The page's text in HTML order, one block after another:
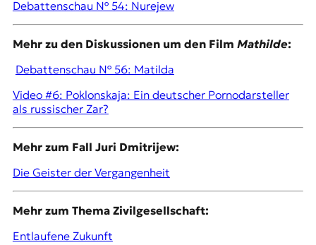
t
e
n
O
s
t
u
r
o
p
a
Debattenschau № 54: Nurejew
Mehr zu den Diskussionen um den Film Mathilde:
Debattenschau № 56: Matilda
Video #6: Poklonskaja: Ein deutscher Pornodarsteller
als russischer Zar?
Mehr zum Fall Juri Dmitrijew:
Die Geister der Vergangenheit
Mehr zum Thema Zivilgesellschaft:
Entlaufene Zukunft